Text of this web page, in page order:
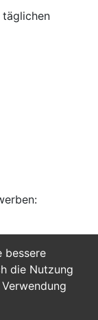
bessere
die Nutzung